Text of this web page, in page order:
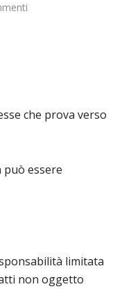
che prova verso
può essere
limitata
non oggetto